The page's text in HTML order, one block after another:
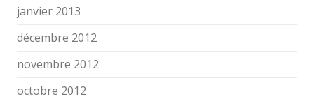
janvier 2013
décembre 2012
novembre 2012
octobre 2012